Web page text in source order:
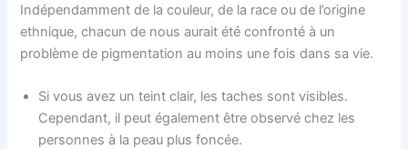
Indépendamment de la couleur, de la race ou de l’origine
ethnique, chacun de nous aurait été confronté à un
problème de pigmentation au moins une fois dans sa vie.
Si vous avez un teint clair, les taches sont visibles.
Cependant, il peut également être observé chez les
personnes à la peau plus foncée.